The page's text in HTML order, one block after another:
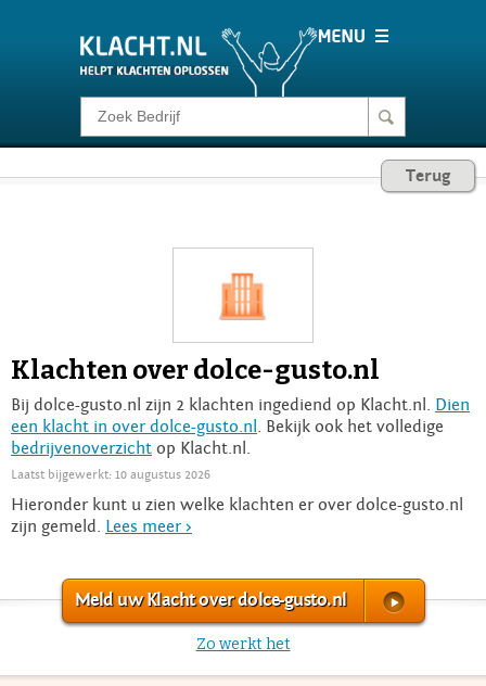
Klacht melden
Login
Terug
Klachten over dolce-gusto.nl
Bij dolce-gusto.nl zijn 2 klachten ingediend op Klacht.nl. Dien
een klacht in over dolce-gusto.nl
. Bekijk ook het volledige
bedrijvenoverzicht op Klacht.nl.
Laatst bijgewerkt: 10 augustus 2026
Hieronder kunt u zien welke klachten er over dolce-gusto.nl
zijn gemeld. Lees meer >
Meld uw Klacht over dolce-gusto.nl
Zo werkt het